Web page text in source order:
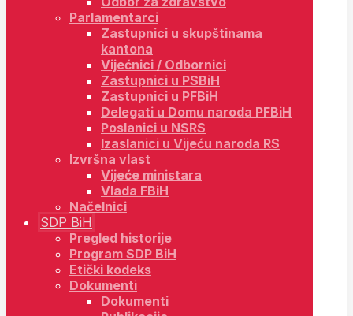
Parlamentarci
Zastupnici u skupštinama
kantona
Vijećnici / Odbornici
Zastupnici u PSBiH
Zastupnici u PFBiH
Delegati u Domu naroda PFBiH
Poslanici u NSRS
Izaslanici u Vijeću naroda RS
Izvršna vlast
Vijeće ministara
Vlada FBiH
Načelnici
SDP BiH
Pregled historije
Program SDP BiH
Etički kodeks
Dokumenti
Dokumenti